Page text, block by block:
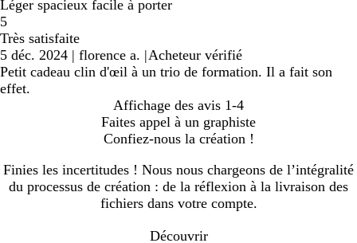
Léger spacieux facile à porter
5
Très satisfaite
5 déc. 2024 | florence a. |Acheteur vérifié
Petit cadeau clin d'œil à un trio de formation. Il a fait son
effet.
Affichage des avis 1-4
Faites appel à un graphiste
Confiez-nous la création !
Finies les incertitudes ! Nous nous chargeons de l’intégralité
du processus de création : de la réflexion à la livraison des
fichiers dans votre compte.
Découvrir